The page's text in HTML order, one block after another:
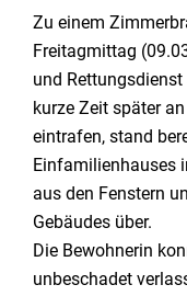
Zu einem
Freitagmittag
und
kurze Zeit später
eintrafen, stand
Einfamilienhauses
aus den Fenstern
Gebäudes über.
Die Bewohnerin
unbeschadet